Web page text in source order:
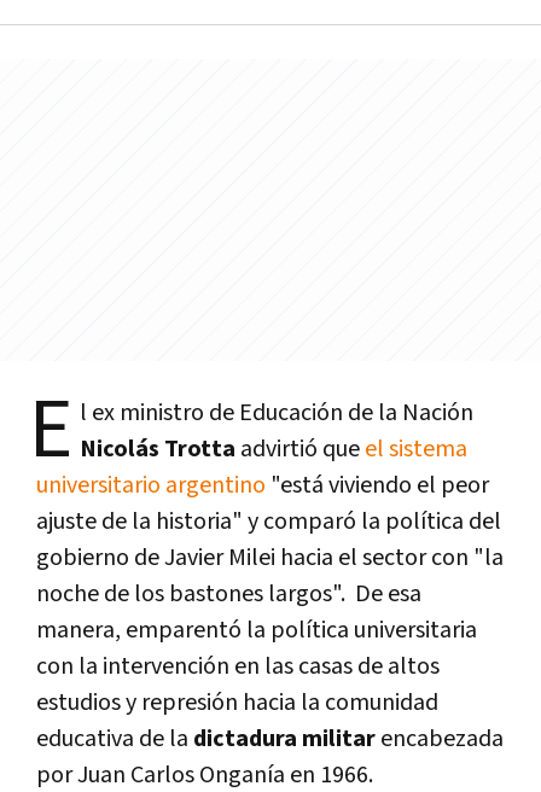
E l ex ministro de Educación de la Nación
Nicolás Trotta advirtió queel sistema
universitario argentino "está viviendo el peor
ajuste de la historia" y comparó la política del
gobierno de Javier Milei hacia el sector con "la
noche de los bastones largos". De esa
manera, emparentó la política universitaria
con la intervención en las casas de altos
estudios y represión hacia la comunidad
educativa de la dictadura militarencabezada
por Juan Carlos Onganía en 1966.